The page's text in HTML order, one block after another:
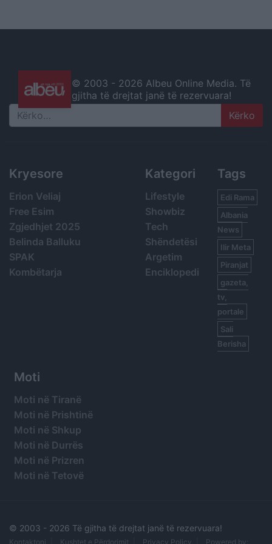
© 2003 - 2026 Albeu Online Media. Të
gjitha të drejtat janë të rezervuara!
Search
Kryesore
Erion Veliaj
Free Esim
Zgjedhjet 2025
Belinda Balluku
SPAK
Kombëtarja
Kategori
Lifestyle
Showbiz
Tech
Shëndetësi
Argetim
Enciklopedi
Tags
Edi Rama
Albania
News
Ilir Meta
Piranjat
gazeta,
tv,
portale
Sali
Berisha
Moti
Moti në Tiranë
Moti në Prishtinë
Moti në Shkup
Moti në Durrës
Moti në Prizren
Moti në Tetovë
© 2003 - 2026 Të gjitha të drejtat janë të rezervuara!
Kontaktoni Kushtet e Përdorimit Privacy Policy Powered by: